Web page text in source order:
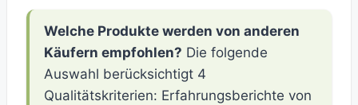
Welche Produkte werden von anderen
Käufern empfohlen? Die folgende
Auswahl berücksichtigt 4
Qualitätskriterien: Erfahrungsberichte von